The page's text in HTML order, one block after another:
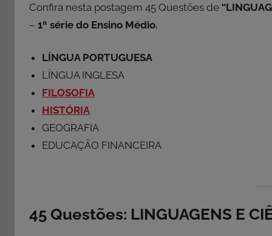
Confira nesta postagem 45 Questões de
– 1ª série do Ensino Médio.
LÍNGUA PORTUGUESA
LÍNGUA INGLESA
FILOSOFIA
HISTÓRIA
GEOGRAFIA
EDUCAÇÃO FINANCEIRA
45 Questões: LINGUAGENS E